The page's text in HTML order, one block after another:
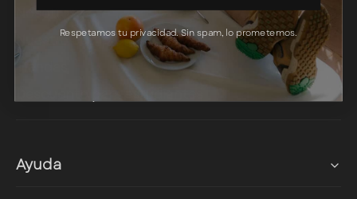
Nosotros
Nuestro compromiso
Descuento para estudiantes
Ayuda
Respetamos tu privacidad. Sin spam, lo prometemos.